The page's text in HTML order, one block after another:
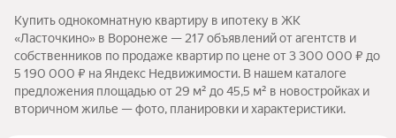
Купить однокомнатную квартиру в ипотеку в ЖК
«Ласточкино» в Воронеже — 217 объявлений от агентств и
собственников по продаже квартир по цене от 3 300 000 ₽ до
5 190 000 ₽ на Яндекс Недвижимости. В нашем каталоге
предложения площадью от 29 м² до 45,5 м² в новостройках и
вторичном жилье — фото, планировки и характеристики.